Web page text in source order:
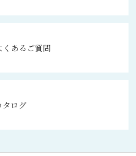
くあるご質問
タログ